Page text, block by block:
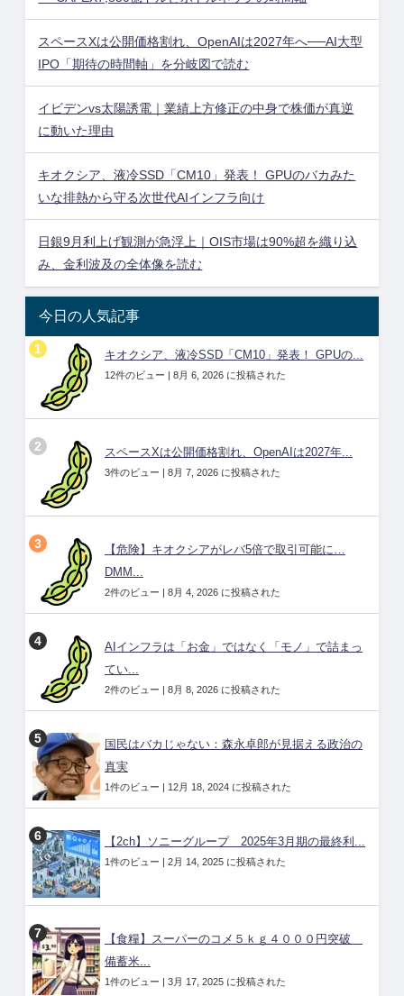
スペースXは公開価格割れ、OpenAIは2027年へ──AI大型
IPO「期待の時間軸」を分岐図で読む
イビデンvs太陽誘電｜業績上方修正の中身で株価が真逆
に動いた理由
キオクシア、液冷SSD「CM10」発表！ GPUのバカみた
いな排熱から守る次世代AIインフラ向け
日銀9月利上げ観測が急浮上｜OIS市場は90%超を織り込
み、金利波及の全体像を読む
今日の人気記事
キオクシア、液冷SSD「CM10」発表！ GPUの...
12件のビュー | 8月 6, 2026 に投稿された
スペースXは公開価格割れ、OpenAIは2027年...
3件のビュー | 8月 7, 2026 に投稿された
【危険】キオクシアがレバ5倍で取引可能に…
DMM...
2件のビュー | 8月 4, 2026 に投稿された
AIインフラは「お金」ではなく「モノ」で詰まっ
てい...
2件のビュー | 8月 8, 2026 に投稿された
国民はバカじゃない：森永卓郎が見据える政治の
真実
1件のビュー | 12月 18, 2024 に投稿された
【2ch】ソニーグループ 2025年3月期の最終利...
1件のビュー | 2月 14, 2025 に投稿された
【食糧】スーパーのコメ５ｋｇ４０００円突破
備蓄米...
1件のビュー | 3月 17, 2025 に投稿された